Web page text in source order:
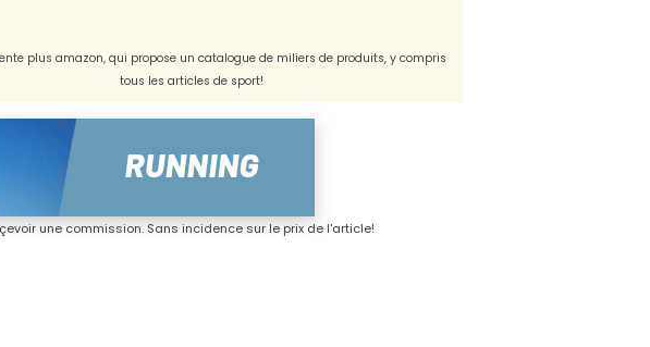
plus amazon, qui propose un catalogue de miliers de produits, y compris
tous les articles de sport!
une commission. Sans incidence sur le prix de l'article!